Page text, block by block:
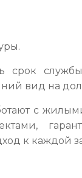
срок
вид на
с
к каждой